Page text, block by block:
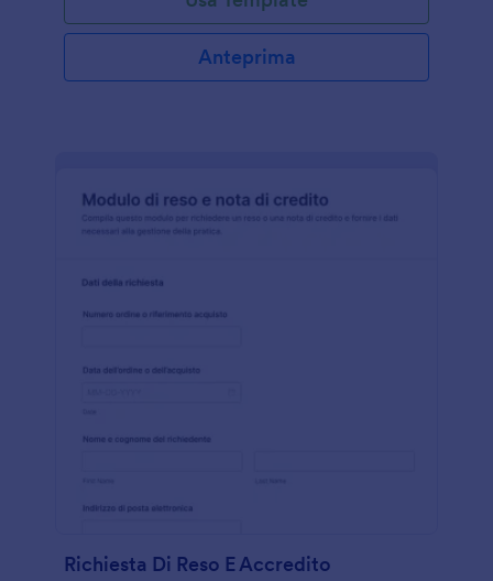
Anteprima
Richiesta Di Reso E Accredito